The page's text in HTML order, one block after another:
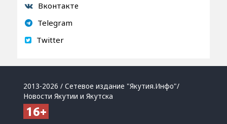
Вконтакте
Telegram
Twitter
2013-2026 / Сетевое издание "Якутия.Инфо"/
Новости Якутии и Якутска